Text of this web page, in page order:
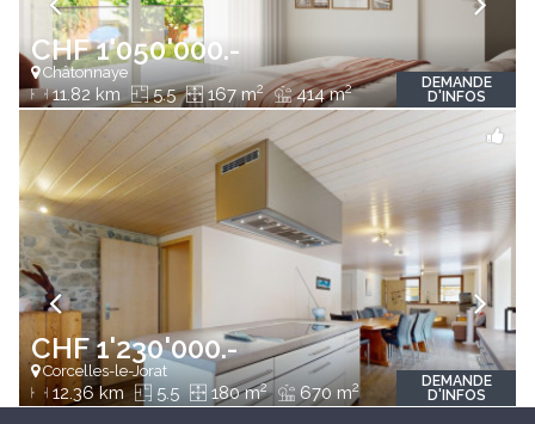
CHF 1'050'000.-
Châtonnaye
11.82 km 5.5 167 m2 414 m2
DEMANDE
D'INFOS
CHF 1'230'000.-
Corcelles-le-Jorat
12.36 km 5.5 180 m2 670 m2
DEMANDE
D'INFOS